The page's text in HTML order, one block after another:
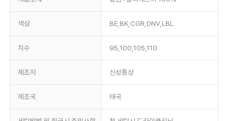
색상 BE,BK,CGR,DNV,LBL
치수 95,100,105,110
제조자 신성통상
제조국 태국